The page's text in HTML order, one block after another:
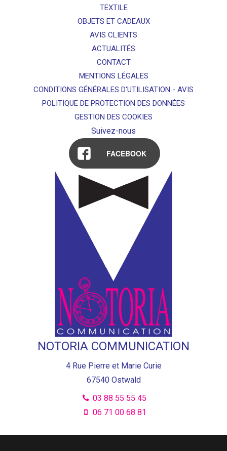
TEXTILE
OBJETS ET CADEAUX
AVIS CLIENTS
ACTUALITÉS
CONTACT
MENTIONS LÉGALES
CONDITIONS GÉNÉRALES D'UTILISATION - AVIS
POLITIQUE DE PROTECTION DES DONNÉES
GESTION DES COOKIES
Suivez-nous
FACEBOOK
NOTORIA COMMUNICATION
4 Rue Pierre et Marie Curie
67540 Ostwald
03 88 55 55 45
06 71 00 68 81